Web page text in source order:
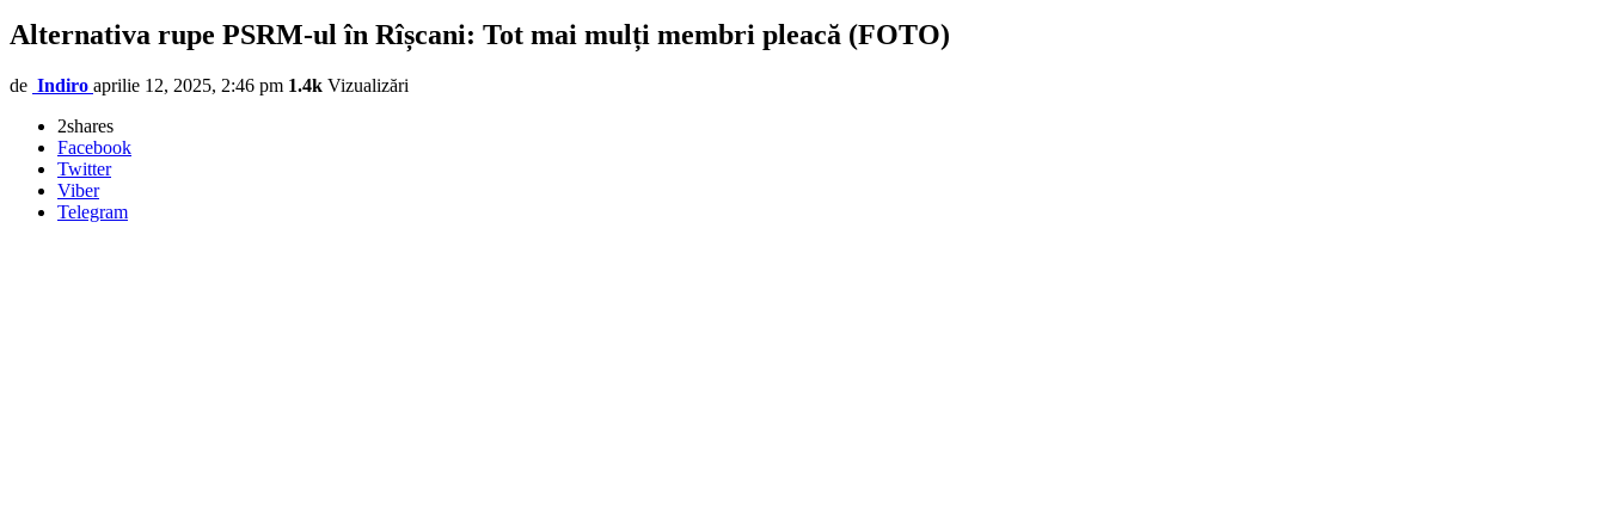
Alternativa rupe PSRM-ul în Rîșcani: Tot mai mulți membri pleacă (FOTO)
de Indiro aprilie 12, 2025, 2:46 pm 1.4k Vizualizări
2shares
Facebook
Twitter
Viber
Telegram